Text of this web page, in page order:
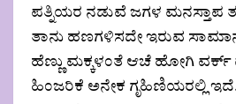
ಪತ್ನಿಯರ ನಡುವೆ ಜಗಳ ಮನಸ್ತಾಪ
ತಾನು ಹಣಗಳಿಸದೇ ಇರುವ
ಹೆಣ್ಣು ಮಕ್ಕಳಂತೆ ಆಚೆ ಹೋಗಿ ವರ್ಕ್
ಹಿಂಜರಿಕೆ ಅನೇಕ ಗೃಹಿಣಿಯರಲ್ಲಿ